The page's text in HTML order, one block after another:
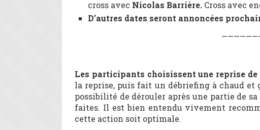
cross avec Nicolas Barrière. Cross avec
D’autres dates seront annoncées
Les participants choisissent une reprise de
la reprise, puis fait un débriefing à chaud
possibilité de dérouler après une partie de
faites. Il est bien entendu vivement
cette action soit optimale.